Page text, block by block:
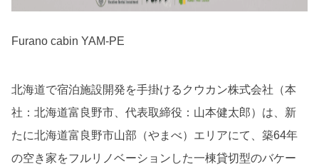
Furano cabin YAM-PE
北海道で宿泊施設開発を手掛けるクウカン株式会社（本
社：北海道富良野市、代表取締役：山本健太郎）は、新
たに北海道富良野市山部（やまべ）エリアにて、築64年
の空き家をフルリノベーションした一棟貸切型のバケー